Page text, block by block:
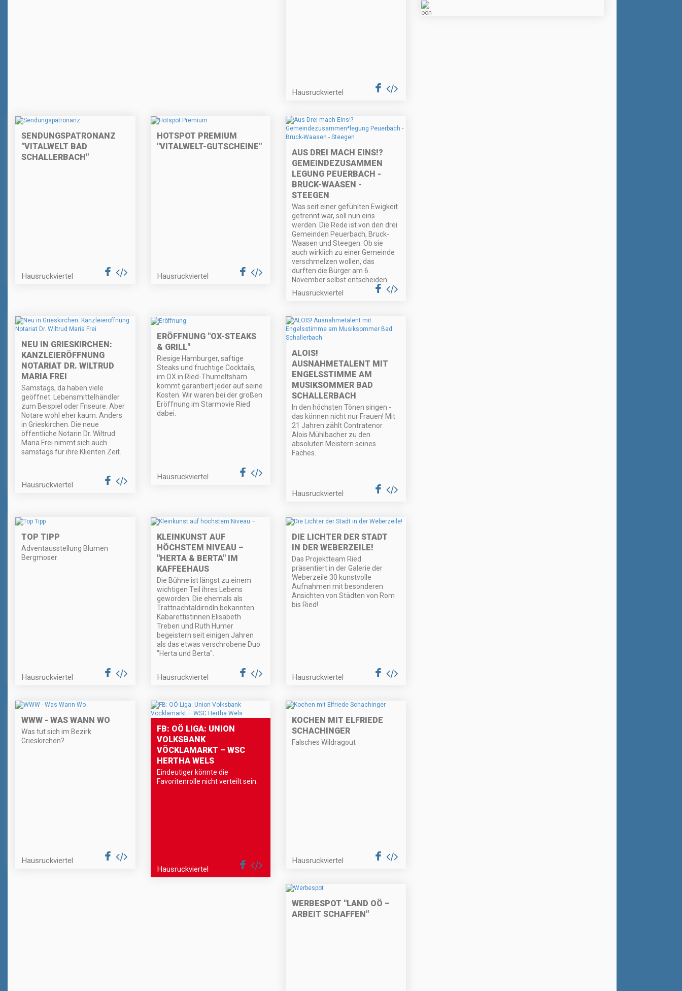
Hausruckviertel
SENDUNGSPATRONANZ
"VITALWELT BAD
SCHALLERBACH"
Hausruckviertel
HOTSPOT PREMIUM
"VITALWELT-GUTSCHEINE"
Hausruckviertel
AUS DREI MACH EINS!?
GEMEINDEZUSAMMEN
LEGUNG PEUERBACH -
BRUCK-WAASEN -
STEEGEN
Was seit einer gefühlten Ewigkeit
getrennt war, soll nun eins
werden. Die Rede ist von den drei
Gemeinden Peuerbach, Bruck-
Waasen und Steegen. Ob sie
auch wirklich zu einer Gemeinde
verschmelzen wollen, das
durften die Bürger am 6.
November selbst entscheiden.
Hausruckviertel
NEU IN GRIESKIRCHEN:
KANZLEIERÖFFNUNG
NOTARIAT DR. WILTRUD
MARIA FREI
Samstags, da haben viele
geöffnet. Lebensmittelhändler
zum Beispiel oder Friseure. Aber
Notare wohl eher kaum. Anders
in Grieskirchen. Die neue
öffentliche Notarin Dr. Wiltrud
Maria Frei nimmt sich auch
samstags für ihre Klienten Zeit.
Hausruckviertel
ERÖFFNUNG "OX-STEAKS
& GRILL"
Riesige Hamburger, saftige
Steaks und fruchtige Cocktails,
im OX in Ried-Thumeltsham
kommt garantiert jeder auf seine
Kosten. Wir waren bei der großen
Eröffnung im Starmovie Ried
dabei.
Hausruckviertel
ALOIS!
AUSNAHMETALENT MIT
ENGELSSTIMME AM
MUSIKSOMMER BAD
SCHALLERBACH
In den höchsten Tönen singen -
das können nicht nur Frauen! Mit
21 Jahren zählt Contratenor
Alois Mühlbacher zu den
absoluten Meistern seines
Faches.
Hausruckviertel
TOP TIPP
Adventausstellung Blumen
Bergmoser
Hausruckviertel
KLEINKUNST AUF
HÖCHSTEM NIVEAU –
"HERTA & BERTA" IM
KAFFEEHAUS
Die Bühne ist längst zu einem
wichtigen Teil ihres Lebens
geworden. Die ehemals als
Trattnachtaldirndln bekannten
Kabarettistinnen Elisabeth
Treben und Ruth Humer
begeistern seit einigen Jahren
als das etwas verschrobene Duo
"Herta und Berta".
Hausruckviertel
DIE LICHTER DER STADT
IN DER WEBERZEILE!
Das Projektteam Ried
präsentiert in der Galerie der
Weberzeile 30 kunstvolle
Aufnahmen mit besonderen
Ansichten von Städten von Rom
bis Ried!
Hausruckviertel
WWW - WAS WANN WO
Was tut sich im Bezirk
Grieskirchen?
Hausruckviertel
FB: OÖ LIGA: UNION
VOLKSBANK
VÖCKLAMARKT – WSC
HERTHA WELS
Eindeutiger könnte die
Favoritenrolle nicht verteilt sein.
Hausruckviertel
KOCHEN MIT ELFRIEDE
SCHACHINGER
Falsches Wildragout
Hausruckviertel
WERBESPOT "LAND OÖ –
ARBEIT SCHAFFEN"